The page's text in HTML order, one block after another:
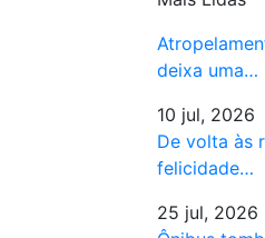
deixa uma…
10 jul, 2026
De volta às
felicidade…
25 jul, 2026